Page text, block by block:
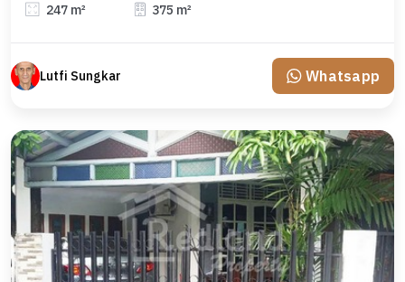
247 m² 375 m²
Lutfi Sungkar Whatsapp